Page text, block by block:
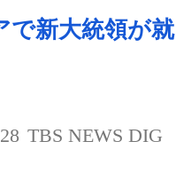
で新大統領が就
TBS NEWS DIG